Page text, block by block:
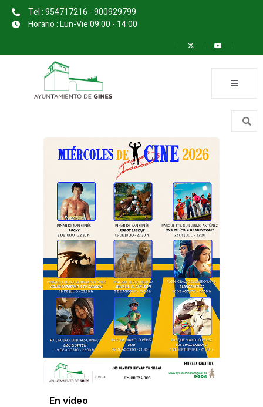
Tel : 954717216 - 900929799
Horario : Lun-Vie 09:00 - 14:00
En video